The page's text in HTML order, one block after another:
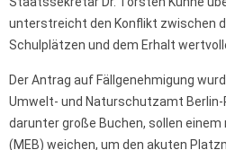
unterstreicht den Konflikt zwischen
Schulplätzen und dem Erhalt
Der Antrag auf Fällgenehmigung
Umwelt- und Naturschutzamt Berlin-
darunter große Buchen, sollen
(MEB) weichen, um den akuten